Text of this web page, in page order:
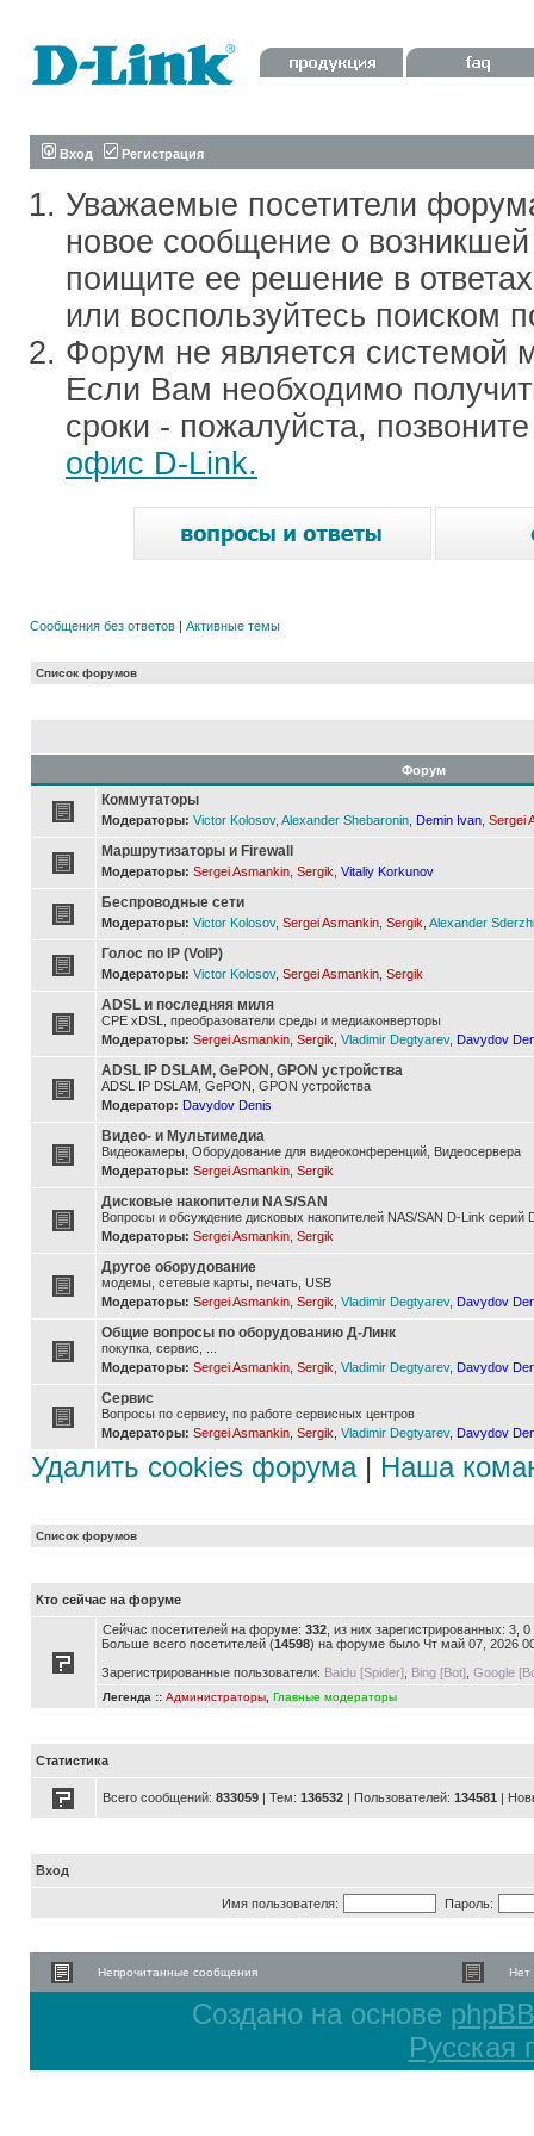
Вход Регистрация
Уважаемые посетители
новое сообщение о
поищите ее решение в
или воспользуйтесь поиском
Форум не является системой
Если Вам необходимо
сроки - пожалуйста,
офис D-Link.
Сообщения без ответов | Активные темы
Список форумов
Форум
Коммутаторы
Модераторы: Victor Kolosov, Alexander Shebaronin Demin Ivan Sergei
Маршрутизаторы и Firewall
Модераторы: Sergei Asmankin Sergik Vitaliy Korkunov
Беспроводные сети
Модераторы: Victor Kolosov, Sergei Asmankin Sergik Alexander
Голос по IP (VoIP)
Модераторы: Victor Kolosov, Sergei Asmankin Sergik
ADSL и последняя миля
CPE xDSL, преобразователи среды и медиаконверторы
Модераторы: Sergei Asmankin Sergik Vladimir Degtyarev, Davydov
ADSL IP DSLAM, GePON, GPON устройства
ADSL IP DSLAM, GePON, GPON устройства
Модератор: Davydov Denis
Видео- и Мультимедиа
Видеокамеры, Оборудование для видеоконференций, Видеосервера
Модераторы: Sergei Asmankin Sergik
Дисковые накопители NAS/SAN
Вопросы и обсуждение дисковых накопителей NAS/SAN D-Link серий
Модераторы: Sergei Asmankin Sergik
Другое оборудование
модемы, сетевые карты, печать, USB
Модераторы: Sergei Asmankin Sergik Vladimir Degtyarev, Davydov
Общие вопросы по оборудованию Д-Линк
покупка, сервис, ...
Модераторы: Sergei Asmankin Sergik Vladimir Degtyarev, Davydov
Сервис
Вопросы по сервису, по работе сервисных центров
Модераторы: Sergei Asmankin Sergik Vladimir Degtyarev, Davydov
Удалить cookies форума| Наша
Список форумов
Кто сейчас на форуме
Сейчас посетителей на форуме: 332 , из них зарегистрированных: 3,
Больше всего посетителей (14598) на форуме было Чт май 07, 2026
Зарегистрированные пользователи: Baidu [Spider] Bing [Bot] Google
Легенда :: Администраторы Главные модераторы
Статистика
Всего сообщений: 833059 | Тем: 136532 | Пользователей: 134581 |
Вход
Имя пользователя: Пароль:
Непрочитанные сообщения Нет
Создано на основе phpBB
Русская